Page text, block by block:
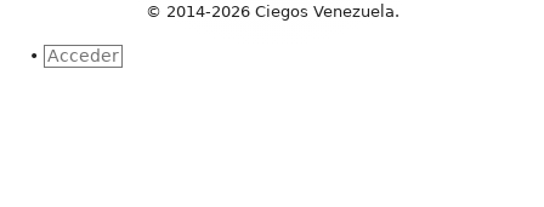
© 2014-2026 Ciegos Venezuela.
• Acceder